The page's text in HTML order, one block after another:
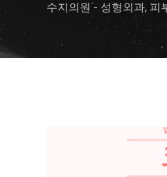
수지의원 - 성형외과, 피